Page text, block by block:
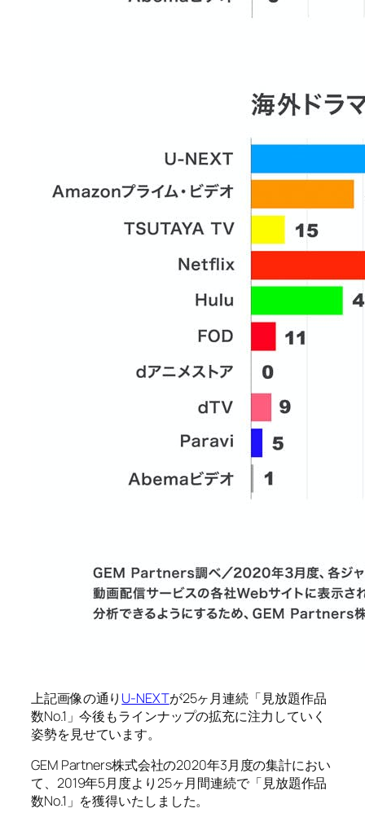
上記画像の通り U-NEXTが25ヶ月連続「見放題作品
数No.1」今後もラインナップの拡充に注力していく
姿勢を見せています。
GEM Partners株式会社の2020年3月度の集計におい
て、2019年5月度より25ヶ月間連続で「見放題作品
数No.1」を獲得いたしました。